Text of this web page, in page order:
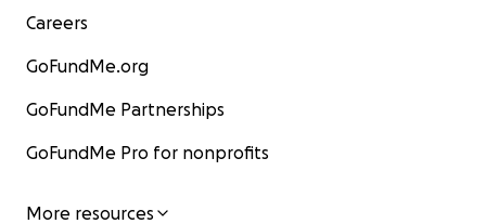
Careers
GoFundMe.org
GoFundMe Partnerships
GoFundMe Pro for nonprofits
More resources